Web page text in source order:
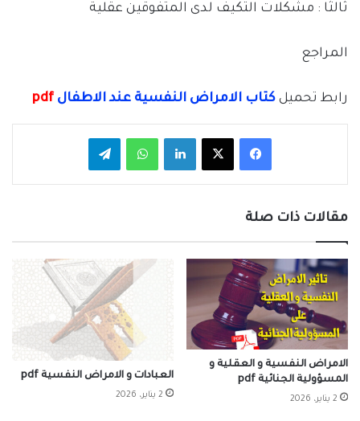
ثالثا : مشكلات التكيف لدى المتفوقين عقلية
المراجع
رابط تحميل كتاب الامراض النفسية عند الاطفال pdf
فيسبوك لينكدإن واتساب
مقالات ذات صلة
الامراض النفسية و العقلية و
المسؤولية الجنائية pdf
2 يناير، 2026
العبادات و الامراض النفسية pdf
2 يناير، 2026